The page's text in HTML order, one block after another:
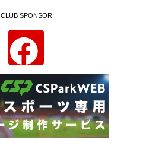
CLUB SPONSOR